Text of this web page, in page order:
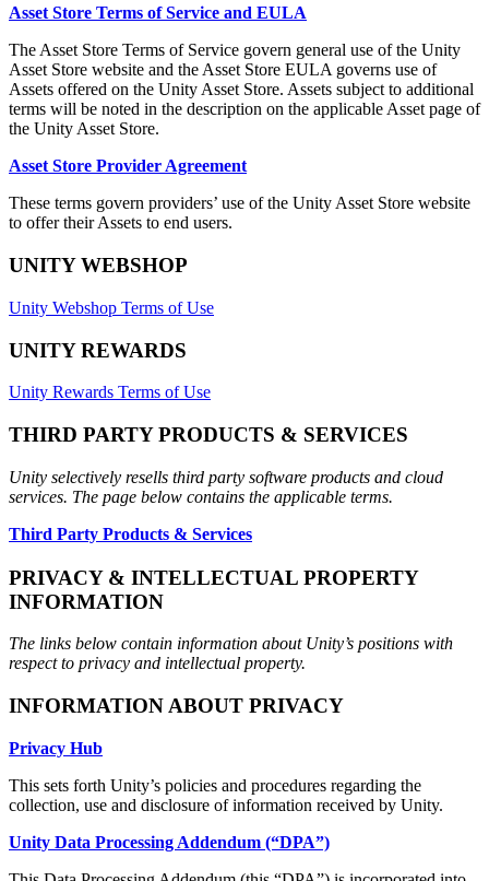
Asset Store Terms of Service and EULA
The Asset Store Terms of Service govern general use of the Unity
Asset Store website and the Asset Store EULA governs use of
Assets offered on the Unity Asset Store. Assets subject to additional
terms will be noted in the description on the applicable Asset page of
the Unity Asset Store.
Asset Store Provider Agreement
These terms govern providers’ use of the Unity Asset Store website
to offer their Assets to end users.
UNITY WEBSHOP
Unity Webshop Terms of Use
UNITY REWARDS
Unity Rewards Terms of Use
THIRD PARTY PRODUCTS & SERVICES
Unity selectively resells third party software products and cloud
services. The page below contains the applicable terms.
Third Party Products & Services
PRIVACY & INTELLECTUAL PROPERTY
INFORMATION
The links below contain information about Unity’s positions with
respect to privacy and intellectual property.
INFORMATION ABOUT PRIVACY
Privacy Hub
This sets forth Unity’s policies and procedures regarding the
collection, use and disclosure of information received by Unity.
Unity Data Processing Addendum (“DPA”)